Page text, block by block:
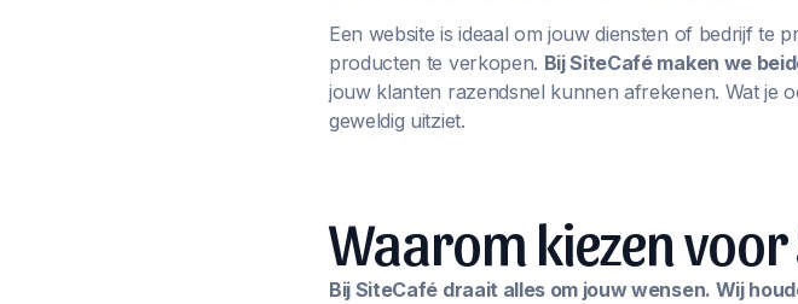
Een website is ideaal om jouw diensten of bedrijf te
producten te verkopen. Bij SiteCafé maken we
jouw klanten razendsnel kunnen afrekenen. Wat je
geweldig uitziet.
Waarom kiezen voor
Bij SiteCafé draait alles om jouw wensen. Wij